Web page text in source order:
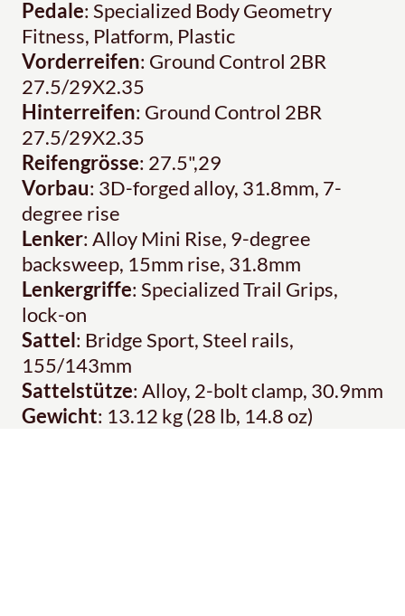
Pedale: Specialized Body Geometry
Fitness, Platform, Plastic
Vorderreifen: Ground Control 2BR
27.5/29X2.35
Hinterreifen: Ground Control 2BR
27.5/29X2.35
Reifengrösse: 27.5",29
Vorbau: 3D-forged alloy, 31.8mm, 7-
degree rise
Lenker: Alloy Mini Rise, 9-degree
backsweep, 15mm rise, 31.8mm
Lenkergriffe: Specialized Trail Grips,
lock-on
Sattel: Bridge Sport, Steel rails,
155/143mm
Sattelstütze: Alloy, 2-bolt clamp, 30.9mm
Gewicht: 13.12 kg (28 lb, 14.8 oz)